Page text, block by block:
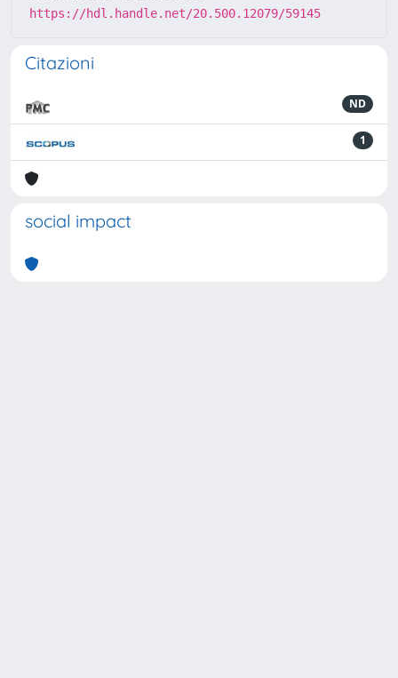
https://hdl.handle.net/20.500.12079/59145
Citazioni
ND
1
social impact